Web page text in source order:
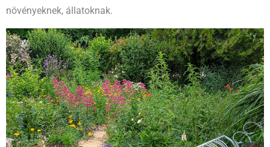
növényeknek, állatoknak.